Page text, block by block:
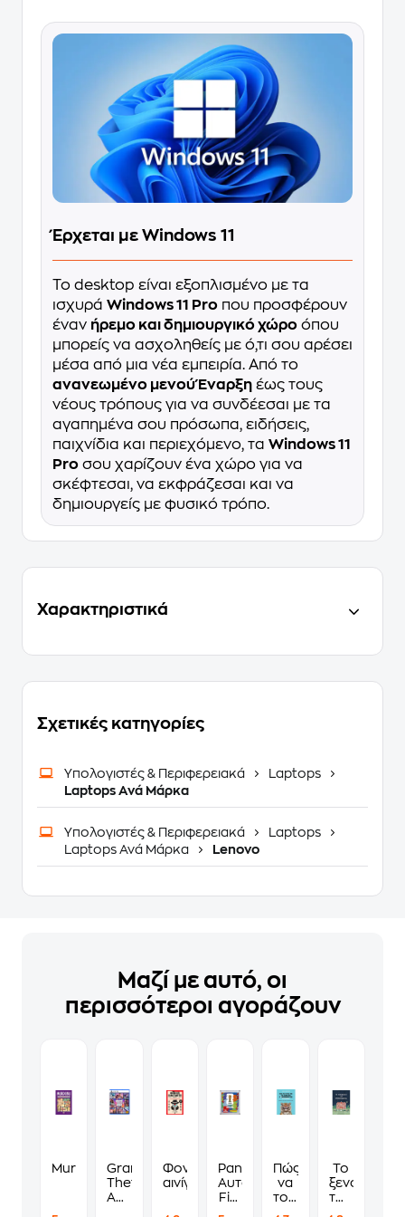
Έρχεται με Windows 11
Το desktop είναι εξοπλισμένο με τα
ισχυρά Windows 11 Pro που προσφέρουν
έναν ήρεμο και δημιουργικό χώρο όπου
μπορείς να ασχοληθείς με ό,τι σου αρέσει
μέσα από μια νέα εμπειρία. Από το
ανανεωμένο μενού Έναρξη έως τους
νέους τρόπους για να συνδέεσαι με τα
αγαπημένα σου πρόσωπα, ειδήσεις,
παιχνίδια και περιεχόμενο, τα Windows 11
Pro σου χαρίζουν ένα χώρο για να
σκέφτεσαι, να εκφράζεσαι και να
δημιουργείς με φυσικό τρόπο.
Χαρακτηριστικά
Σχετικές κατηγορίες
Υπολογιστές & Περιφερειακά
Laptops
Laptops Ανά Μάρκα
Υπολογιστές & Περιφερειακά
Laptops
Laptops Ανά Μάρκα
Lenovo
Μαζί με αυτό, οι
περισσότεροι αγοράζουν
MurdokuGrand
Theft
Auto
Φονικά
αινίγματα
Panini
Αυτοκόλλητα
Fifa
Πώς
να
τους
Το
ξενοδοχείο
των